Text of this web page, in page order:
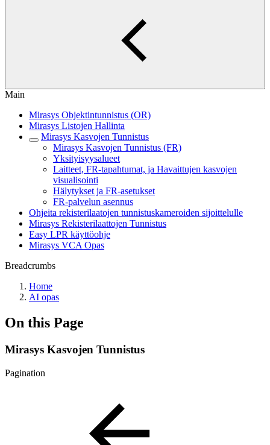
Main
Mirasys Objektintunnistus (OR)
Mirasys Listojen Hallinta
Mirasys Kasvojen Tunnistus
Mirasys Kasvojen Tunnistus (FR)
Yksityisyysalueet
Laitteet, FR-tapahtumat, ja Havaittujen kasvojen
visualisointi
Hälytykset ja FR-asetukset
FR-palvelun asennus
Ohjeita rekisterilaatojen tunnistuskameroiden sijoittelulle
Mirasys Rekisterilaattojen Tunnistus
Easy LPR käyttöohje
Mirasys VCA Opas
Breadcrumbs
Home
AI opas
On this Page
Mirasys Kasvojen Tunnistus
Pagination